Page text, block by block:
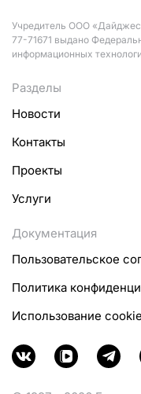
Учредитель ООО
77-71671 выдано
информационных
Разделы
Новости
Контакты
Проекты
Услуги
Документация
Пользовательское
Политика
Использование cookie